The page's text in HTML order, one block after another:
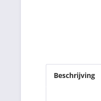
Beschrijving